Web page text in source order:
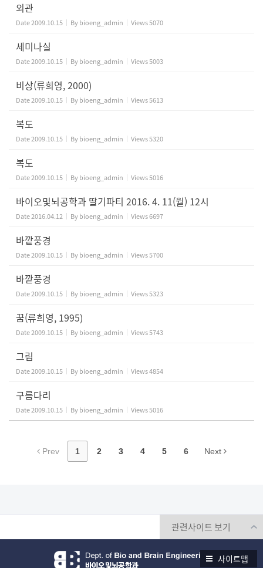
외관
Date2009.10.15 Bybioeng_admin Views5070
세미나실
Date2009.10.15 Bybioeng_admin Views5003
비상(류희영, 2000)
Date2009.10.15 Bybioeng_admin Views5613
복도
Date2009.10.15 Bybioeng_admin Views5320
복도
Date2009.10.15 Bybioeng_admin Views5016
바이오및뇌공학과 딸기파티 2016. 4. 11(월) 12시
Date2016.04.12 Bybioeng_admin Views6697
바깥풍경
Date2009.10.15 Bybioeng_admin Views5700
바깥풍경
Date2009.10.15 Bybioeng_admin Views5323
꿈(류희영, 1995)
Date2009.10.15 Bybioeng_admin Views5743
그림
Date2009.10.15 Bybioeng_admin Views4854
구름다리
Date2009.10.15 Bybioeng_admin Views5016
Prev 1 2 3 4 5 6 Next
사이트맵